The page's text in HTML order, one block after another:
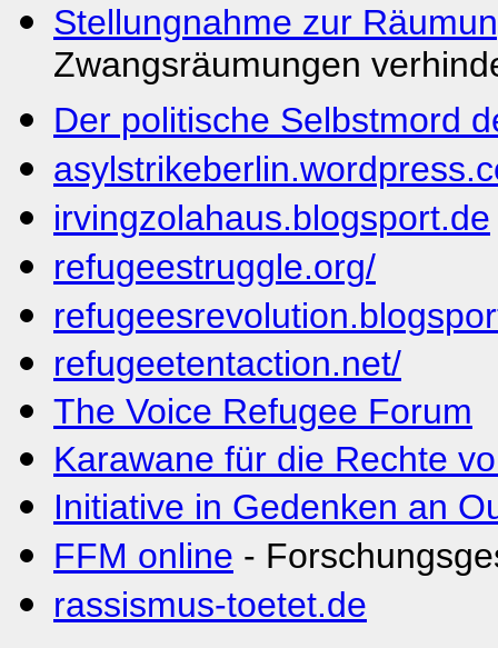
Stellungnahme zur
Zwangsräumungen
Der politische Selbstmord
irvingzolahaus.blogsport.de
refugeestruggle.org/
refugeetentaction.net/
The Voice Refugee Forum
Karawane für die Rechte
Initiative in Gedenken an
FFM online -
rassismus-toetet.de